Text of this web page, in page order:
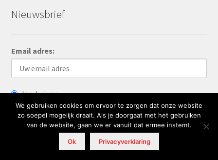
Nieuwsbrief
Email adres:
Inschrijven
Uitschrijven
We gebruiken cookies om ervoor te zorgen dat onze website
zo soepel mogelijk draait. Als je doorgaat met het gebruiken
van de website, gaan we er vanuit dat ermee instemt.
Ok Privacyverklaring